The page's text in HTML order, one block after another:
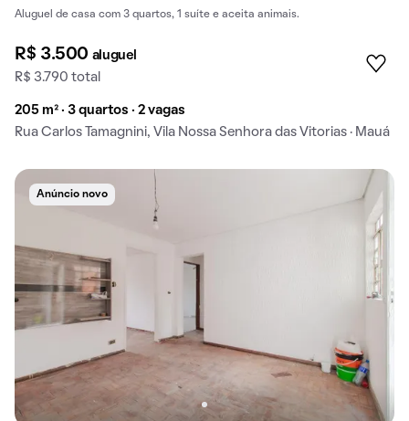
Aluguel de casa com 3 quartos, 1 suíte e aceita animais.
R$ 3.500 aluguel
R$ 3.790 total
205 m² · 3 quartos · 2 vagas
Rua Carlos Tamagnini, Vila Nossa Senhora das Vitorias · Mauá
Anúncio novo